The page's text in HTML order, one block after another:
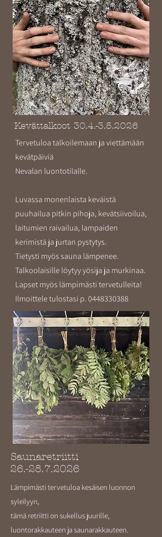
Kevättalkoot 30.4.-3.5.2026
Tervetuloa talkoilemaan ja viettämään
kevätpäiviä
Nevalan luontotilalle.
Luvassa monenlaista keväistä
puuhailua pitkin pihoja, kevätsiivoilua,
laitumien raivailua, lampaiden
kerimistä ja jurtan pystytys.
Tietysti myös sauna lämpenee.
Talkoolaisille löytyy yösija ja murkinaa.
Lapset myös lämpimästi tervetulleita!
Ilmoittele tulostasi p.0448330388
Saunaretriitti
26.-28.7.2026
Lämpimästi tervetuloa kesäisen luonnon
syleilyyn,
tämä retriitti on sukellus juurille,
luontorakkauteen ja saunarakkauteen.